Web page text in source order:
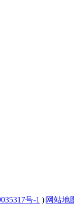
号-1 )|网站地